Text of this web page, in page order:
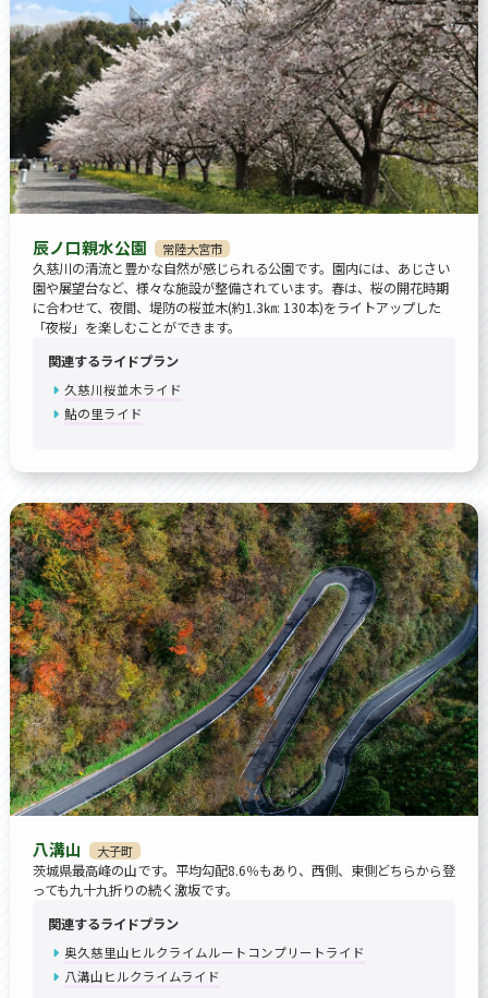
辰ノ口親水公園 常陸大宮市
久慈川の清流と豊かな自然が感じられる公園です。園内には、あじさい
園や展望台など、様々な施設が整備されています。春は、桜の開花時期
に合わせて、夜間、堤防の桜並木(約1.3㎞: 130本)をライトアップした
「夜桜」を楽しむことができます。
関連するライドプラン
久慈川桜並木ライド
鮎の里ライド
八溝山 大子町
茨城県最高峰の山です。平均勾配8.6％もあり、西側、東側どちらから登
っても九十九折りの続く激坂です。
関連するライドプラン
奥久慈里山ヒルクライムルートコンプリートライド
八溝山ヒルクライムライド